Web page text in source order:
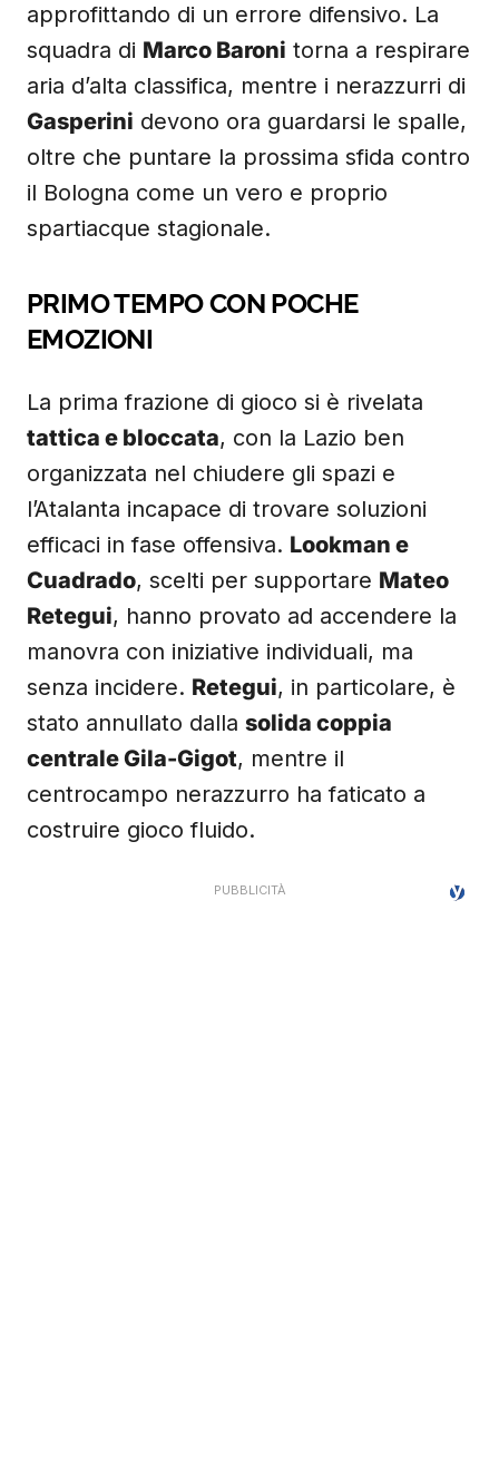
approfittando di un errore difensivo. La
squadra di Marco Baroni torna a respirare
aria d’alta classifica, mentre i nerazzurri di
Gasperini devono ora guardarsi le spalle,
oltre che puntare la prossima sfida contro
il Bologna come un vero e proprio
spartiacque stagionale.
PRIMO TEMPO CON POCHE
EMOZIONI
La prima frazione di gioco si è rivelata
tattica e bloccata, con la Lazio ben
organizzata nel chiudere gli spazi e
l’Atalanta incapace di trovare soluzioni
efficaci in fase offensiva. Lookman e
Cuadrado, scelti per supportare Mateo
Retegui, hanno provato ad accendere la
manovra con iniziative individuali, ma
senza incidere. Retegui, in particolare, è
stato annullato dalla solida coppia
centrale Gila-Gigot, mentre il
centrocampo nerazzurro ha faticato a
costruire gioco fluido.